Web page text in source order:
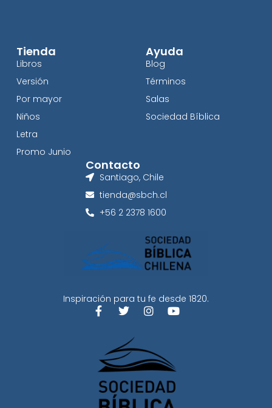
Inspiración para tu fe desde 1820.
Tienda
Libros
Versión
Por mayor
Niños
Letra
Promo Junio
Ayuda
Blog
Términos
Salas
Sociedad Bíblica
Contacto
Santiago, Chile
tienda@sbch.cl
+56 2 2378 1600